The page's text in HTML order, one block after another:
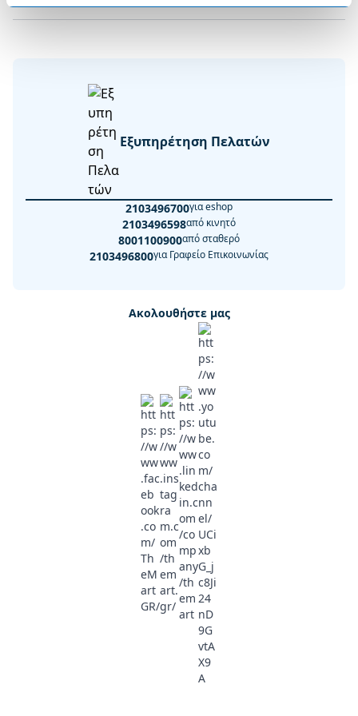
Εξυπηρέτηση Πελατών
2103496700για eshop
2103496598από κινητό
8001100900από σταθερό
2103496800για Γραφείο Επικοινωνίας
Ακολουθήστε μας